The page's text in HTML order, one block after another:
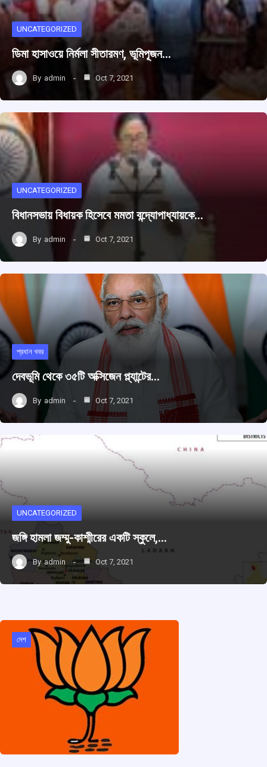
UNCATEGORIZED
ডিমা হাসাওয়ে নির্মলা সীতারমণ, ভূমিপূজন…
By admin Oct 7, 2021
UNCATEGORIZED
বিধানসভায় বিধায়ক হিসেবে মমতা বন্দ্যোপাধ্যায়কে…
By admin Oct 7, 2021
প্রধান খবর
দেবভূমি থেকে ৩৫টি অক্সিজেন প্ল্যান্টের…
By admin Oct 7, 2021
UNCATEGORIZED
জঙ্গি হামলা জম্মু-কাশ্মীরের একটি স্কুলে,…
By admin Oct 7, 2021
দেশ